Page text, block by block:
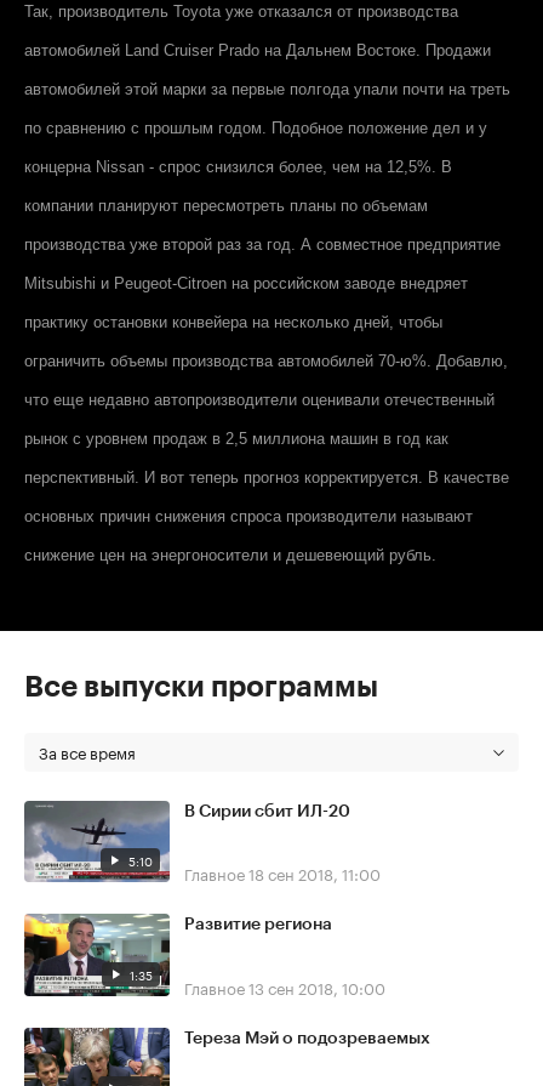
Так, производитель Toyota уже отказался от производства
автомобилей Land Cruiser Prado на Дальнем Востоке. Продажи
автомобилей этой марки за первые полгода упали почти на треть
по сравнению с прошлым годом. Подобное положение дел и у
концерна Nissan - спрос снизился более, чем на 12,5%. В
компании планируют пересмотреть планы по объемам
производства уже второй раз за год. А совместное предприятие
Mitsubishi и Peugeot-Citroen на российском заводе внедряет
практику остановки конвейера на несколько дней, чтобы
ограничить объемы производства автомобилей 70-ю%. Добавлю,
что еще недавно автопроизводители оценивали отечественный
рынок с уровнем продаж в 2,5 миллиона машин в год как
перспективный. И вот теперь прогноз корректируется. В качестве
основных причин снижения спроса производители называют
снижение цен на энергоносители и дешевеющий рубль.
Все выпуски программы
За все время
5:10
В Сирии сбит ИЛ-20
Главное18 сен 2018, 11:00
1:35
Развитие региона
Главное13 сен 2018, 10:00
Тереза Мэй о подозреваемых